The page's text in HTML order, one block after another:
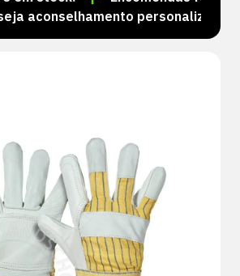
aconselhamento personalizado?